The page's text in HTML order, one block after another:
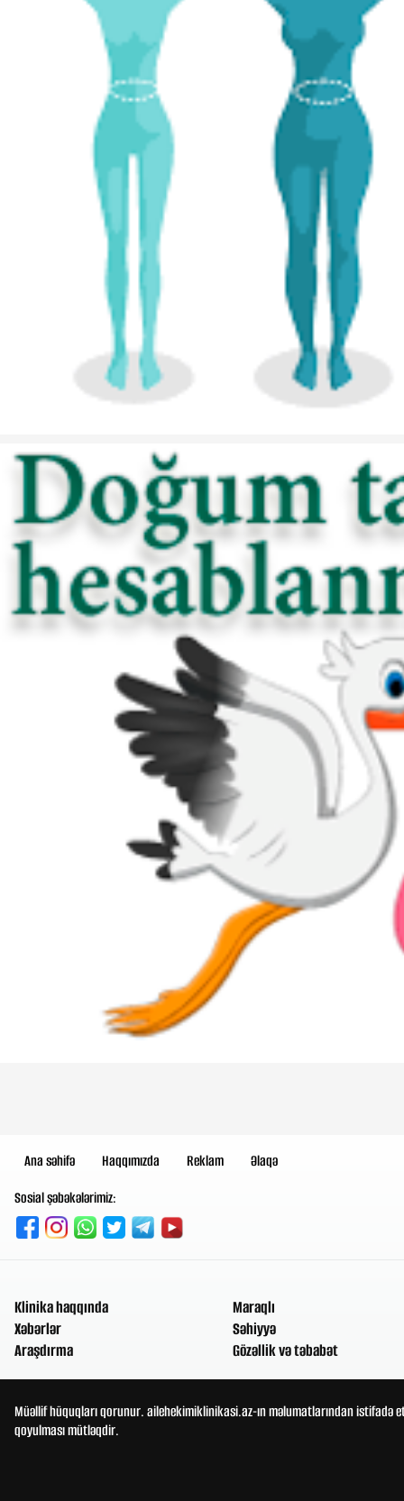
Ana səhifə Haqqımızda Reklam
Əlaqə
Sosial şəbəkələrimiz:
Klinika haqqında
Xəbərlər
Araşdırma
Maraqlı
Səhiyyə
Gözəllik və təbabət
Müəllif hüquqları qorunur. ailehekimiklinikasi.az-ın məlumatlarından
qoyulması mütləqdir.